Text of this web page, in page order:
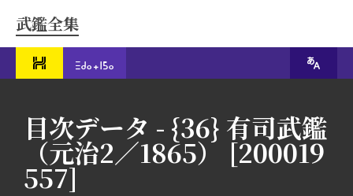
武鑑全集
目次データ - {36} 有司武鑑
（元治2／1865） [200019
557]